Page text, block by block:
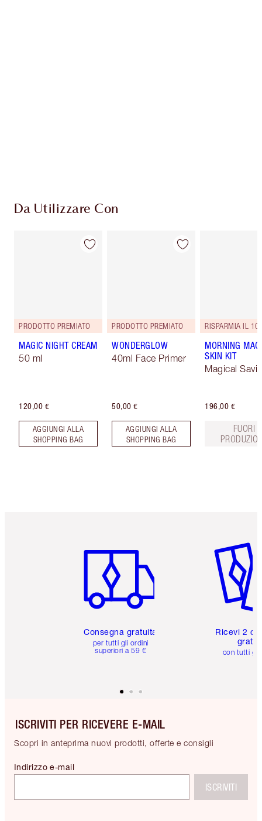
Da Utilizzare Con
PRODOTTO PREMIATO
MAGIC NIGHT CREAM
50 ml
120,00 €
AGGIUNGI ALLA
SHOPPING BAG
PRODOTTO PREMIATO
WONDERGLOW
40ml Face Primer
50,00 €
AGGIUNGI ALLA
SHOPPING BAG
RISPARMIA IL
MORNING
SKIN KIT
Magical
196,00 €
FUORI
Consegna gratuita
per tutti gli ordini
superiori a 59 €
Ricevi 2
con tutti gli
ISCRIVITI PER RICEVERE E-MAIL
Scopri in anteprima nuovi prodotti, offerte e consigli
Indirizzo e-mail
ISCRIVITI